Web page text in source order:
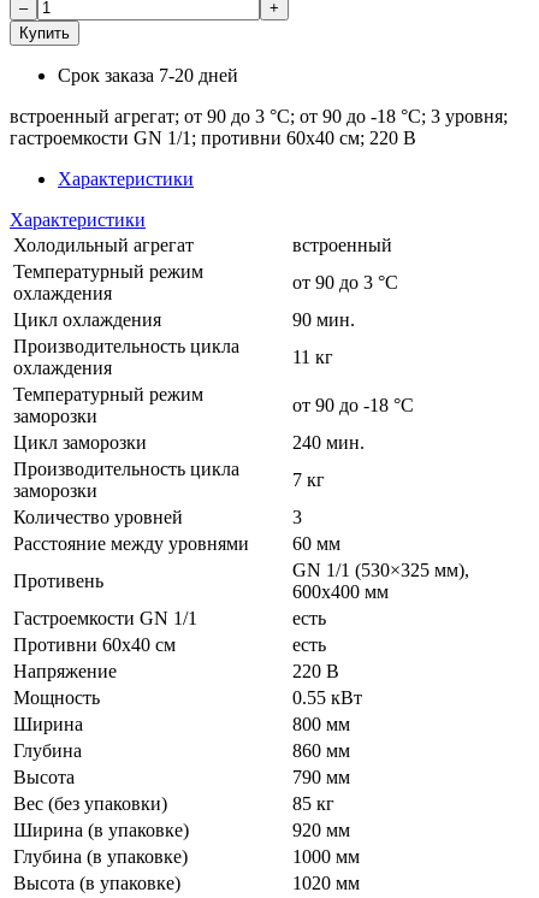
Купить
Срок заказа 7-20 дней
встроенный агрегат; от 90 до 3 °С; от 90 до -18 °С; 3 уровня;
гастроемкости GN 1/1; противни 60х40 см; 220 В
Характеристики
Характеристики
Холодильный агрегат
встроенный
Температурный режим
охлаждения
от 90 до 3 °С
Цикл охлаждения
90 мин.
Производительность цикла
охлаждения
11 кг
Температурный режим
заморозки
от 90 до -18 °С
Цикл заморозки
240 мин.
Производительность цикла
заморозки
7 кг
Количество уровней
3
Расстояние между уровнями
60 мм
Противень
GN 1/1 (530×325 мм),
600х400 мм
Гастроемкости GN 1/1
есть
Противни 60х40 см
есть
Напряжение
220 В
Мощность
0.55 кВт
Ширина
800 мм
Глубина
860 мм
Высота
790 мм
Вес (без упаковки)
85 кг
Ширина (в упаковке)
920 мм
Глубина (в упаковке)
1000 мм
Высота (в упаковке)
1020 мм